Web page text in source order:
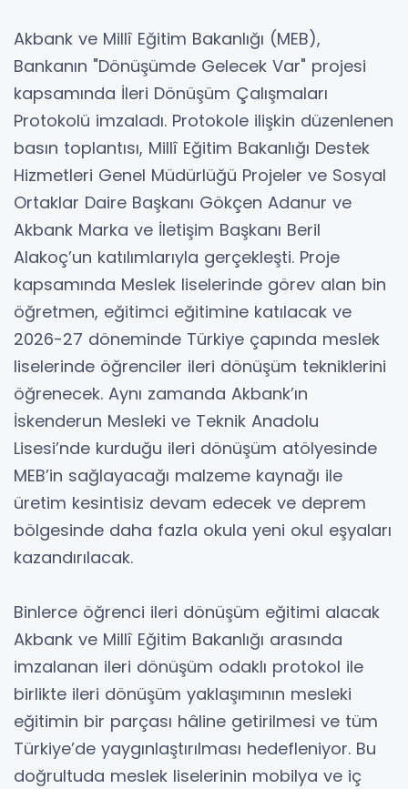
Akbank ve Millî Eğitim Bakanlığı (MEB),
Bankanın "Dönüşümde Gelecek Var" projesi
kapsamında İleri Dönüşüm Çalışmaları
Protokolü imzaladı. Protokole ilişkin düzenlenen
basın toplantısı, Millî Eğitim Bakanlığı Destek
Hizmetleri Genel Müdürlüğü Projeler ve Sosyal
Ortaklar Daire Başkanı Gökçen Adanur ve
Akbank Marka ve İletişim Başkanı Beril
Alakoç’un katılımlarıyla gerçekleşti. Proje
kapsamında Meslek liselerinde görev alan bin
öğretmen, eğitimci eğitimine katılacak ve
2026-27 döneminde Türkiye çapında meslek
liselerinde öğrenciler ileri dönüşüm tekniklerini
öğrenecek. Aynı zamanda Akbank’ın
İskenderun Mesleki ve Teknik Anadolu
Lisesi’nde kurduğu ileri dönüşüm atölyesinde
MEB’in sağlayacağı malzeme kaynağı ile
üretim kesintisiz devam edecek ve deprem
bölgesinde daha fazla okula yeni okul eşyaları
kazandırılacak.
Binlerce öğrenci ileri dönüşüm eğitimi alacak
Akbank ve Millî Eğitim Bakanlığı arasında
imzalanan ileri dönüşüm odaklı protokol ile
birlikte ileri dönüşüm yaklaşımının mesleki
eğitimin bir parçası hâline getirilmesi ve tüm
Türkiye’de yaygınlaştırılması hedefleniyor. Bu
doğrultuda meslek liselerinin mobilya ve iç